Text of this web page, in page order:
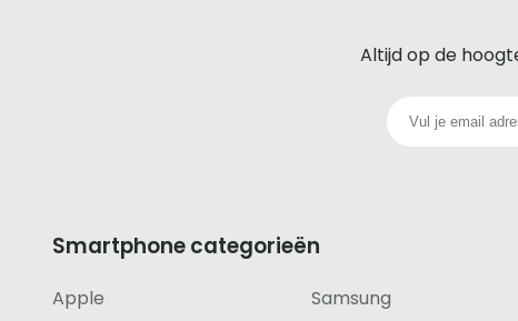
iedere
telefoon
Altijd op de
Smartphone categorieën
Apple Samsung